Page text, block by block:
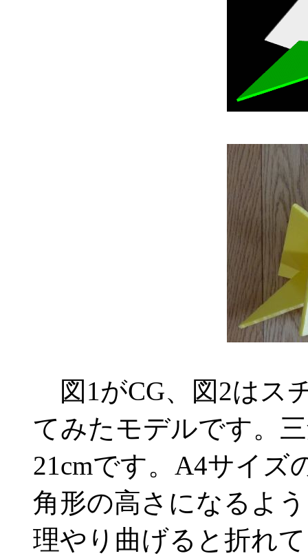
図1がCG、図2はス
てみたモデルです。
21cmです。A4サイズ
角形の高さになるよ
理やり曲げると折れ